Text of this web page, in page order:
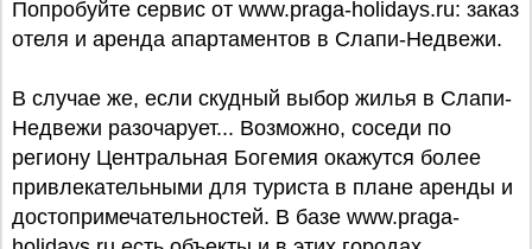
Попробуйте сервис от www.praga-holidays.ru: заказ
отеля и аренда апартаментов в Слапи-Недвежи.
В случае же, если скудный выбор жилья в Слапи-
Недвежи разочарует... Возможно, соседи по
региону Центральная Богемия окажутся более
привлекательными для туриста в плане аренды и
достопримечательностей. В базе www.praga-